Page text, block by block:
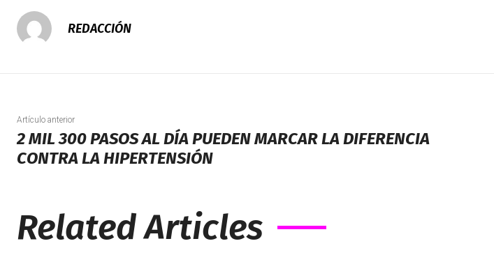
REDACCIÓN
Artículo anterior
2 MIL 300 PASOS AL DÍA PUEDEN MARCAR LA DIFERENCIA
CONTRA LA HIPERTENSIÓN
Related Articles